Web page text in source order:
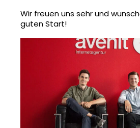
Wir freuen uns sehr und
guten Start!